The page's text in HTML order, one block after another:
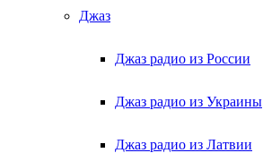
Джаз
Джаз радио из России
Джаз радио из Украины
Джаз радио из Латвии